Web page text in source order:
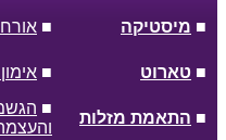
■ מיסטיקה ■
■ טארוט ■
■ התאמת מזלות
■